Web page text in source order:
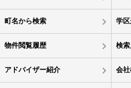
町名から検索 学
物件閲覧履歴 検
アドバイザー紹介 会